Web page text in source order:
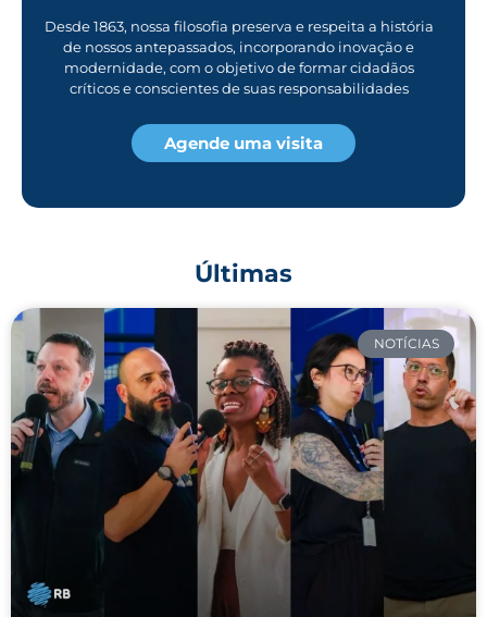
Desde 1863, nossa filosofia preserva e respeita a história
de nossos antepassados, incorporando inovação e
modernidade, com o objetivo de formar cidadãos
críticos e conscientes de suas responsabilidades
Agende uma visita
Últimas
NOTÍCIAS